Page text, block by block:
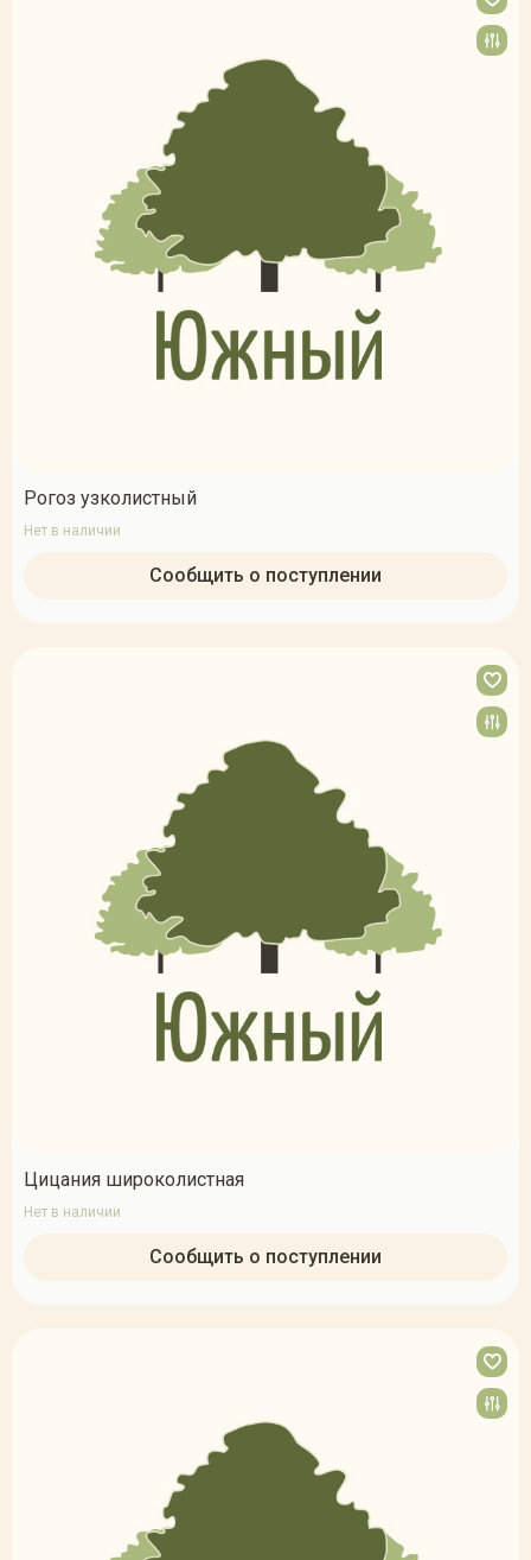
Рогоз узколистный
Нет в наличии
Сообщить о поступлении
Цицания широколистная
Нет в наличии
Сообщить о поступлении